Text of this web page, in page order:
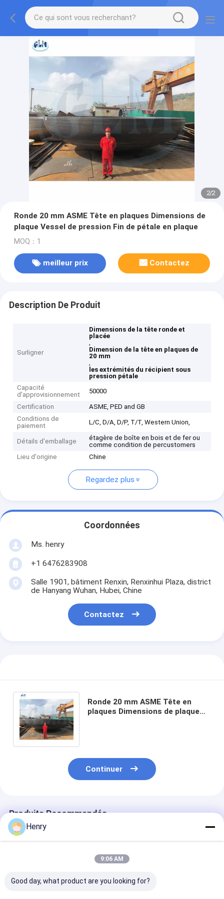
2/2
Ronde 20 mm ASME Tête en plaques Dimensions de
plaque Vessel de pression Fin de pétale en plaque
MOQ：1
meilleur prix Contactez
Description De Produit
Surligner
Dimensions de la tête ronde et
placée
,
Dimension de la tête en plaques de
20 mm
,
les extrémités du récipient sous
pression pétale
Capacité
d'approvisionnement
50000
Certification
ASME, PED and GB
Conditions de
paiement
L/C, D/A, D/P, T/T, Western Union,
Détails d'emballage
étagère de boîte en bois et de fer ou
comme condition de percustomers
Lieu d'origine
Chine
Regardez plus
Coordonnées
Ms. henry
+1 6476283908
Salle 1901, bâtiment Renxin, Renxinhui Plaza, district
de Hanyang Wuhan, Hubei, Chine
Contactez
Ronde 20 mm ASME Tête en
plaques Dimensions de plaque
Continuer
Produits Recommandés
Henry
9:06 AM
Good day, what product are you looking for?